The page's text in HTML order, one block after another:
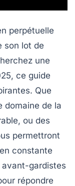
perpétuelle
son lot de
une
ce guide
Que
domaine de la
ou des
permettront
constante
gardistes
répondre